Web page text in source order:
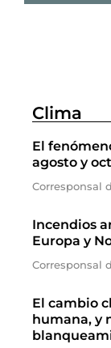
Clima
El
agosto y
Corresponsal
Incendios
Europa y
Corresponsal
El cambio
humana, y